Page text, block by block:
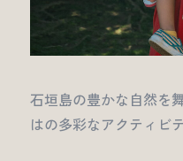
石垣島の豊かな自然を
はの多彩なアクティビ